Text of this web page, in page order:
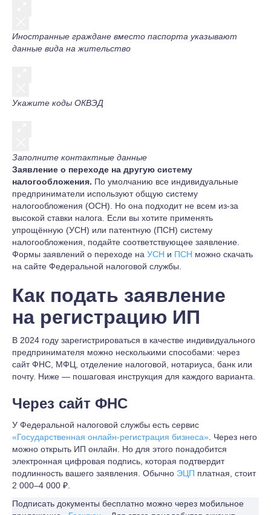
Иностранные граждане вместо паспорта указывают
данные вида на жительство
Укажите коды ОКВЭД
Заполните контактные данные
Заявление о переходе на другую систему
налогообложения. По умолчанию все индивидуальные
предприниматели используют общую систему
налогообложения (ОСН). Но она подходит не всем из-за
высокой ставки налога. Если вы хотите применять
упрощённую (УСН) или патентную (ПСН) систему
налогообложения, подайте соответствующее заявление.
Формы заявлений о переходе на УСН и ПСН можно скачать
на сайте Федеральной налоговой службы.
Как подать заявление
на регистрацию ИП
В 2024 году зарегистрироваться в качестве индивидуального
предпринимателя можно несколькими способами: через
сайт ФНС, МФЦ, отделение налоговой, нотариуса, банк или
почту. Ниже — пошаговая инструкция для каждого варианта.
Через сайт ФНС
У Федеральной налоговой службы есть сервис
«Государственная онлайн-регистрация бизнеса» . Через него
можно открыть ИП онлайн. Но для этого понадобится
электронная цифровая подпись, которая подтвердит
подлинность вашего заявления. Обычно ЭЦП платная, стоит
2 000–4 000 ₽.
Подписать документы бесплатно можно через мобильное